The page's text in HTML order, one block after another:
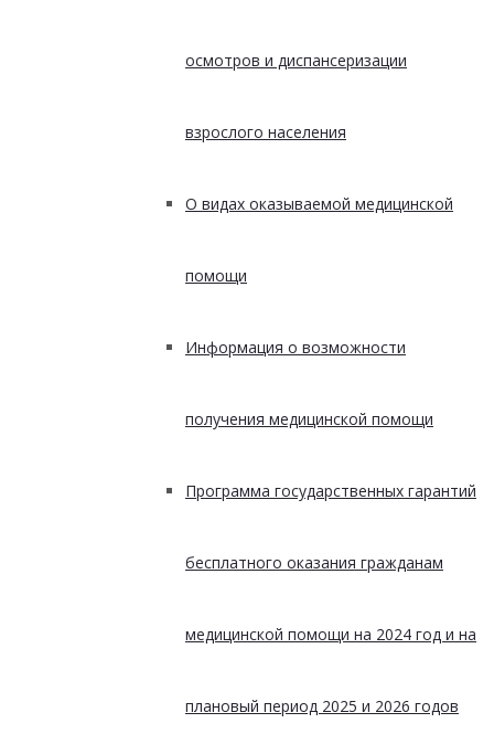
осмотров и диспансеризации
взрослого населения
О видах оказываемой медицинской
помощи
Информация о возможности
получения медицинской помощи
Программа государственных гарантий
бесплатного оказания гражданам
медицинской помощи на 2024 год и на
плановый период 2025 и 2026 годов